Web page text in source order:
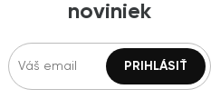
noviniek